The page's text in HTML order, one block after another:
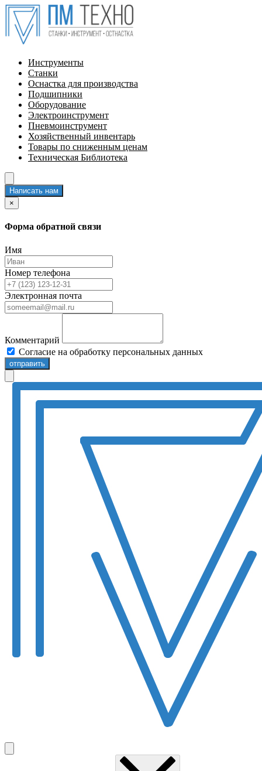
Инструменты
Станки
Оснастка для производства
Подшипники
Оборудование
Электроинструмент
Пневмоинструмент
Хозяйственный инвентарь
Товары по сниженным ценам
Техническая Библиотека
Написать нам
×
Форма обратной связи
Имя
Номер телефона
Электронная почта
Комментарий
Согласие на обработку персональных данных
отправить